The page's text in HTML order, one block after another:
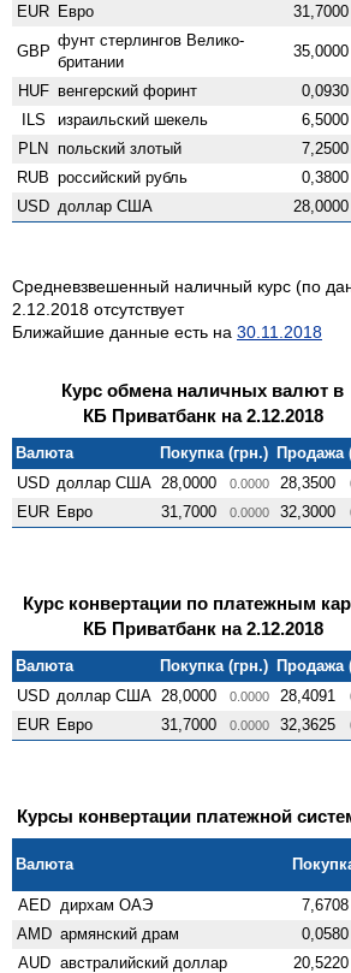
EUR Евро 31,7000
GBP
фунт стерлингов Велико­
британии
35,0000
HUF венгерский форинт 0,0930
ILS израильский шекель 6,5000
PLN польский злотый 7,2500
RUB российский рубль 0,3800
USD доллар США 28,0000
Средневзвешенный наличный курс (по
2.12.2018 отсутствует
Ближайшие данные есть на 30.11.2018
Курс обмена наличных валют в
КБ Приватбанк на 2.12.2018
Валюта Покупка (грн.) Продажа
USD доллар США 28,0000 0.0000 28,3500
EUR Евро 31,7000 0.0000 32,3000
Курс конвертации по платежным
КБ Приватбанк на 2.12.2018
Валюта Покупка (грн.) Продажа
USD доллар США 28,0000 0.0000 28,4091
EUR Евро 31,7000 0.0000 32,3625
Курсы конвертации платежной
Валюта
AED дирхам ОАЭ 7,6708
AMD армянский драм 0,0580
AUD австралийский доллар 20,5220